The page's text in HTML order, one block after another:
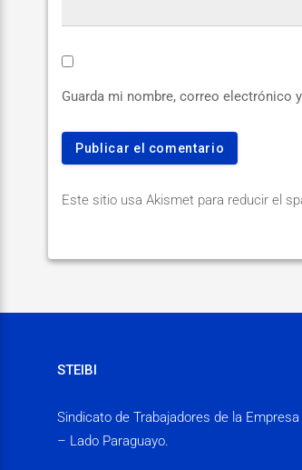
Guarda mi nombre, correo electrónico
Este sitio usa Akismet para reducir el
STEIBI
Sindicato de Trabajadores de la Empresa
– Lado Paraguayo.